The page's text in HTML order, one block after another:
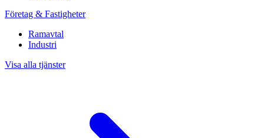
Företag & Fastigheter
Ramavtal
Industri
Visa alla tjänster